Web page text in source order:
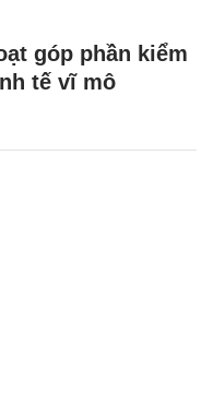
góp phần kiểm
tế vĩ mô